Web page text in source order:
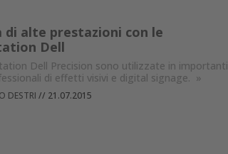
di alte prestazioni con le
Dell
Dell Precision sono utilizzate in importanti
di effetti visivi e digital signage. »
DESTRI // 21.07.2015